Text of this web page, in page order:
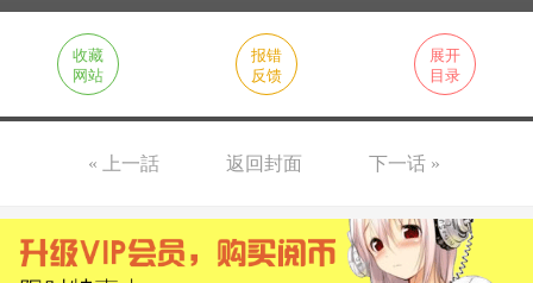
收藏
网站
报错
反馈
展开
目录
« 上一話 返回封面 下一话 »